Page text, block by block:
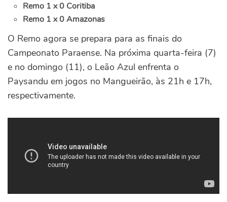
Remo 1 x 0 Coritiba
Remo 1 x 0 Amazonas
O Remo agora se prepara para as finais do
Campeonato Paraense. Na próxima quarta-feira (7)
e no domingo (11), o Leão Azul enfrenta o
Paysandu em jogos no Mangueirão, às 21h e 17h,
respectivamente.